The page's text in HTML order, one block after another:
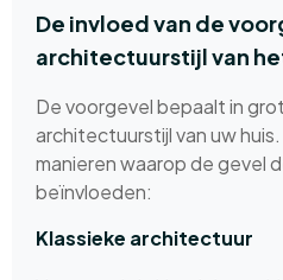
De invloed van de
architectuurstijl van
De voorgevel bepaalt in
architectuurstijl van uw
manieren waarop de gevel
beïnvloeden:
Klassieke architectuur